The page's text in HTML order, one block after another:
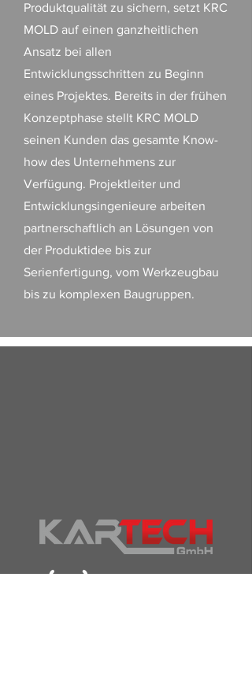
Produktqualität zu sichern, setzt KRC
MOLD auf einen ganzheitlichen
Ansatz bei allen
Entwicklungsschritten zu Beginn
eines Projektes. Bereits in der frühen
Konzeptphase stellt KRC MOLD
seinen Kunden das gesamte Know-
how des Unternehmens zur
Verfügung. Projektleiter und
Entwicklungsingenieure arbeiten
partnerschaftlich an Lösungen von
der Produktidee bis zur
Serienfertigung, vom Werkzeugbau
bis zu komplexen Baugruppen.